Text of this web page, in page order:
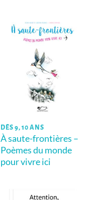
DÈS 9, 10 ANS
À saute-frontières –
Poèmes du monde
pour vivre ici